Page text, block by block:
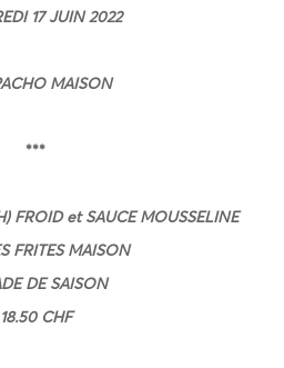
17 JUIN2022
MAISON
***
FROID et SAUCE MOUSSELINE
FRITES MAISON
DE SAISON
18.50 CHF